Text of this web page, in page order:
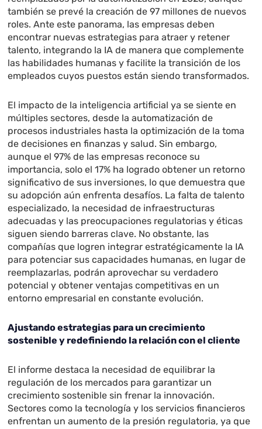
también se prevé la creación de 97 millones de nuevos
roles. Ante este panorama, las empresas deben
encontrar nuevas estrategias para atraer y retener
talento, integrando la IA de manera que complemente
las habilidades humanas y facilite la transición de los
empleados cuyos puestos están siendo transformados.
El impacto de la inteligencia artificial ya se siente en
múltiples sectores, desde la automatización de
procesos industriales hasta la optimización de la toma
de decisiones en finanzas y salud. Sin embargo,
aunque el 97% de las empresas reconoce su
importancia, solo el 17% ha logrado obtener un retorno
significativo de sus inversiones, lo que demuestra que
su adopción aún enfrenta desafíos. La falta de talento
especializado, la necesidad de infraestructuras
adecuadas y las preocupaciones regulatorias y éticas
siguen siendo barreras clave. No obstante, las
compañías que logren integrar estratégicamente la IA
para potenciar sus capacidades humanas, en lugar de
reemplazarlas, podrán aprovechar su verdadero
potencial y obtener ventajas competitivas en un
entorno empresarial en constante evolución.
Ajustando estrategias para un crecimiento
sostenible y redefiniendo la relación con el cliente
El informe destaca la necesidad de equilibrar la
regulación de los mercados para garantizar un
crecimiento sostenible sin frenar la innovación.
Sectores como la tecnología y los servicios financieros
enfrentan un aumento de la presión regulatoria, ya que